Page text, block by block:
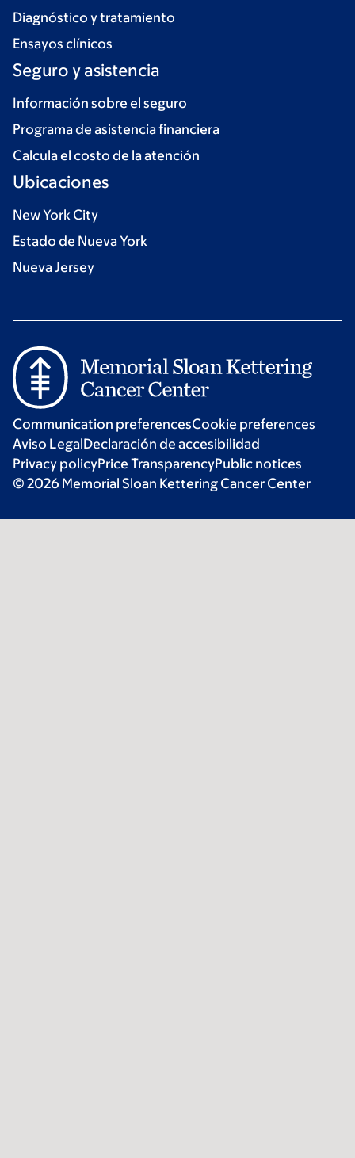
Diagnóstico y tratamiento
Ensayos clínicos
Seguro y asistencia
Información sobre el seguro
Programa de asistencia financiera
Calcula el costo de la atención
Ubicaciones
New York City
Estado de Nueva York
Nueva Jersey
Communication preferencesCookie preferences
Aviso LegalDeclaración de accesibilidad
Privacy policyPrice TransparencyPublic notices
© 2026 Memorial Sloan Kettering Cancer Center